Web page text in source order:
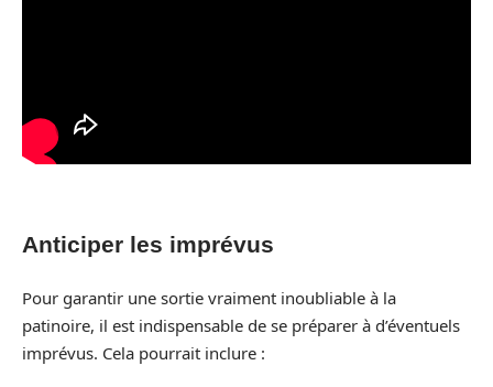
Anticiper les imprévus
Pour garantir une sortie vraiment inoubliable à la
patinoire, il est indispensable de se préparer à d’éventuels
imprévus. Cela pourrait inclure :